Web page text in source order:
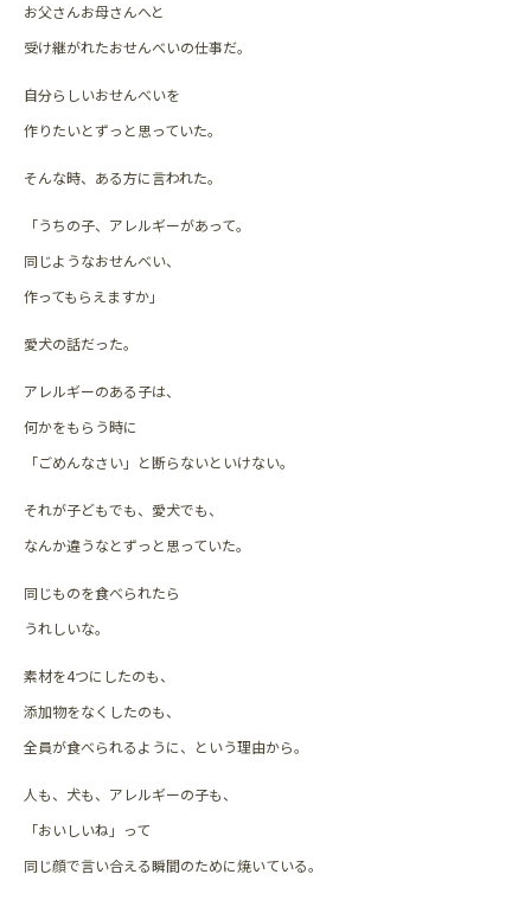
お父さんお母さんへと
受け継がれたおせんべいの仕事だ。
自分らしいおせんべいを
作りたいとずっと思っていた。
そんな時、ある方に言われた。
「うちの子、アレルギーがあって。
同じようなおせんべい、
作ってもらえますか」
愛犬の話だった。
アレルギーのある子は、
何かをもらう時に
「ごめんなさい」と断らないといけない。
それが子どもでも、愛犬でも、
なんか違うなとずっと思っていた。
同じものを食べられたら
うれしいな。
素材を4つにしたのも、
添加物をなくしたのも、
全員が食べられるように、という理由から。
人も、犬も、アレルギーの子も、
「おいしいね」って
同じ顔で言い合える瞬間のために焼いている。